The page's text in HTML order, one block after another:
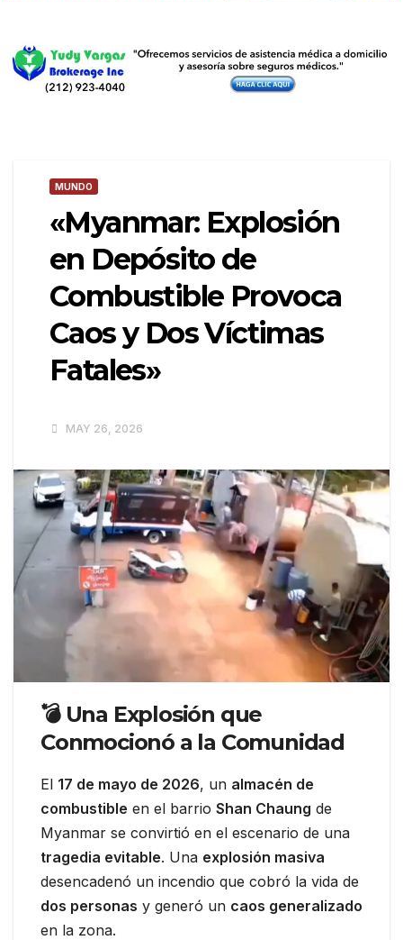
MUNDO
«Myanmar: Explosión
en Depósito de
Combustible Provoca
Caos y Dos Víctimas
Fatales»
MAY 26, 2026
💣 Una Explosión que
Conmocionó a la Comunidad
El 17 de mayo de 2026, un almacén de
combustible en el barrio Shan Chaung de
Myanmar se convirtió en el escenario de una
tragedia evitable. Una explosión masiva
desencadenó un incendio que cobró la vida de
dos personas y generó un caos generalizado
en la zona.